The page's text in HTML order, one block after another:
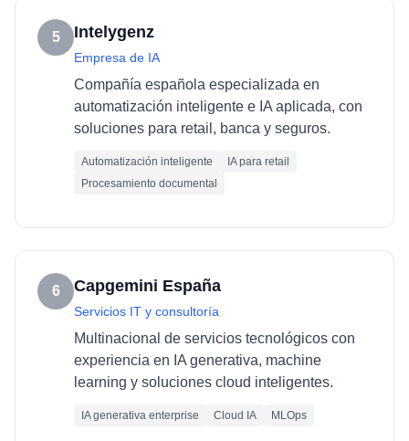
5 Intelygenz
Empresa de IA
Compañía española especializada en
automatización inteligente e IA aplicada, con
soluciones para retail, banca y seguros.
Automatización inteligente
IA para retail
Procesamiento documental
6 Capgemini España
Servicios IT y consultoría
Multinacional de servicios tecnológicos con
experiencia en IA generativa, machine
learning y soluciones cloud inteligentes.
IA generativa enterprise Cloud IA MLOps